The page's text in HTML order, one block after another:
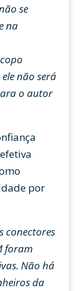
se
na
não será
o autor
por
conectores
foram
Não há
da